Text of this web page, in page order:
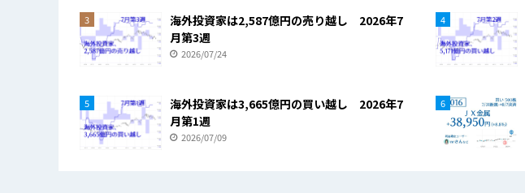
3
海外投資家は2,587億円の売り越し 2026年7
月第3週
2026/07/24
4
5
海外投資家は3,665億円の買い越し 2026年7
月第1週
2026/07/09
6